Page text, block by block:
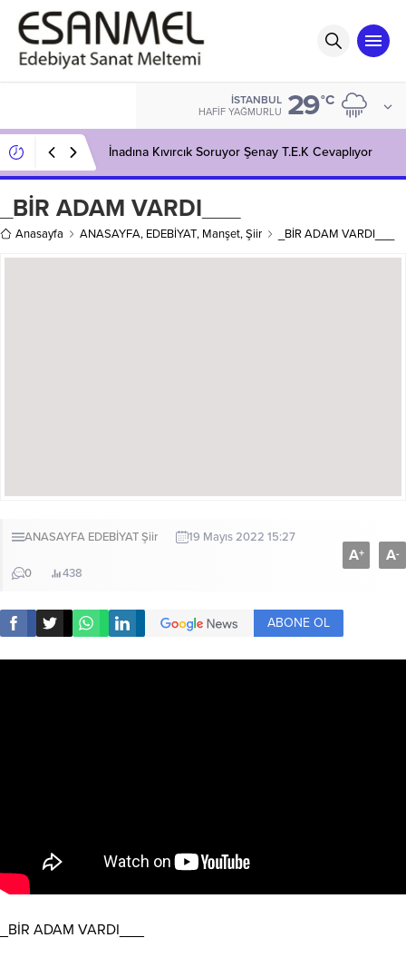
İSTANBUL
HAFIF YAĞMURLU 29°C
İnadına Kıvırcık Soruyor Şenay T.E.K Cevaplıyor
_BİR ADAM VARDI___
Anasayfa ANASAYFA, EDEBİYAT, Manşet,Şiir _BİR ADAM VARDI___
ANASAYFA EDEBİYATŞiir 19 Mayıs 2022 15:27
0 438
A+ A-
ABONE OL
_BİR ADAM VARDI___